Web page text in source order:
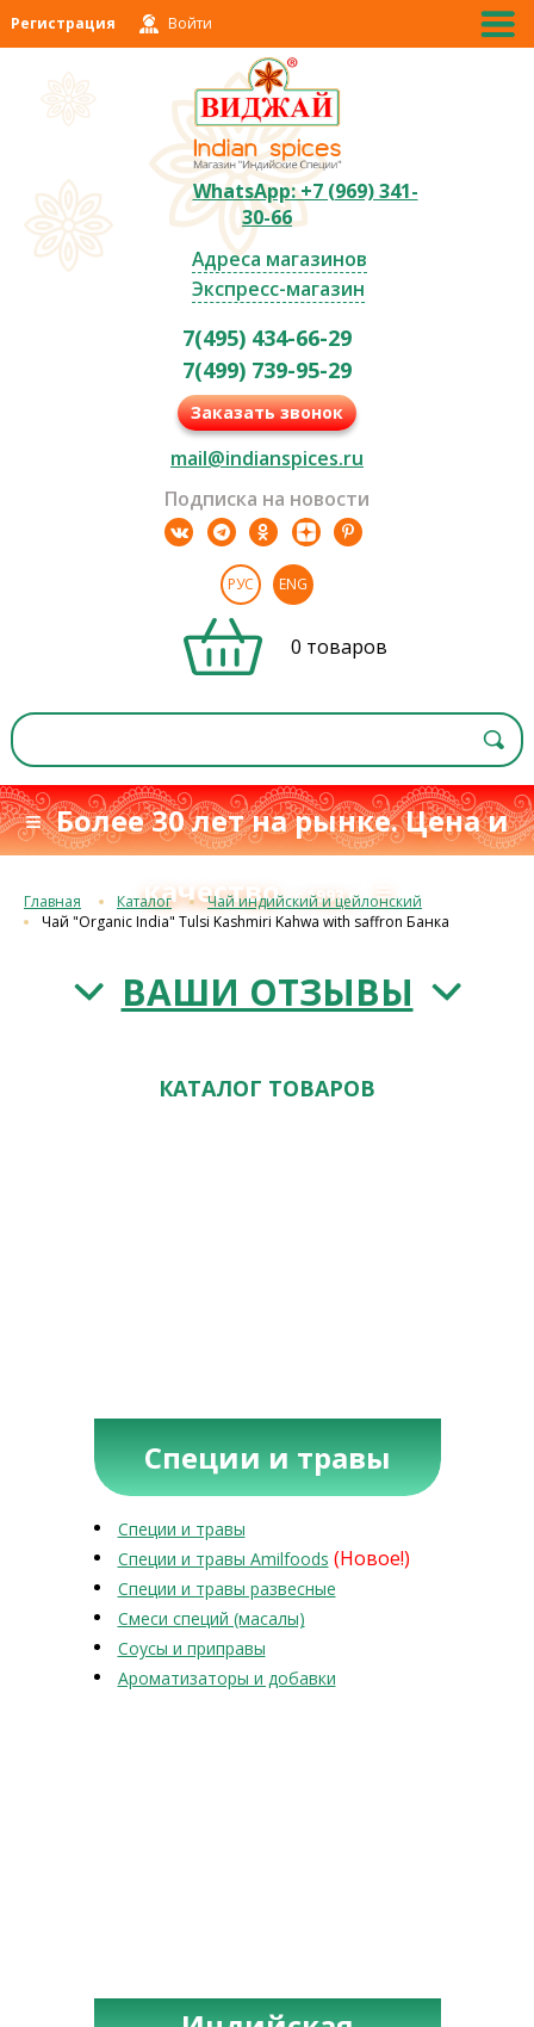
Регистрация Войти
WhatsApp: +7 (969) 341-
30-66
Адреса магазинов
Экспресс-магазин
7(495) 434-66-29
7(499) 739-95-29
Заказать звонок
mail@indianspices.ru
Подписка на новости
РУС ENG
0 товаров
≡ Более 30 лет на рынке. Цена и
качествос 1993 г.≡
Главная Каталог
Чай индийский и цейлонский
Чай "Organic India" Tulsi Kashmiri Kahwa with saffron Банка
ВАШИ ОТЗЫВЫ
КАТАЛОГ ТОВАРОВ
Специи и травы
Специи и травы
Специи и травы Amilfoods (Новое!)
Специи и травы развесные
Смеси специй (масалы)
Соусы и приправы
Ароматизаторы и добавки